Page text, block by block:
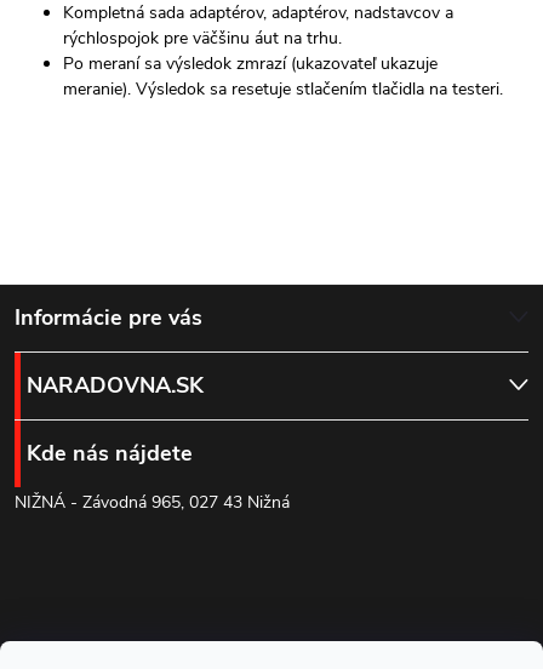
Kompletná sada adaptérov, adaptérov, nadstavcov a
rýchlospojok pre väčšinu áut na trhu.
Po meraní sa výsledok zmrazí (ukazovateľ ukazuje
meranie). Výsledok sa resetuje stlačením tlačidla na testeri.
Z
á
p
ä
Informácie pre vás
NARADOVNA.SK
Kde nás nájdete
NIŽNÁ - Závodná 965, 027 43 Nižná